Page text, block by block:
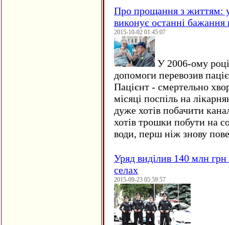
Про прощання з життям:
виконує останні
2015-10-02 01:45:07
У 2006-ому
допомоги перевозив
Пацієнт - смертельно
місяці поспіль на
дуже хотів побачити
хотів трошки побути на
води, перш ніж знову
Уряд виділив 140 млн
селах
2015-09-23 05:59:57